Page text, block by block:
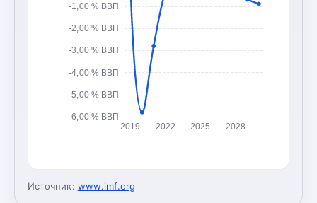
-6,00 % ВВП
-5,00 % ВВП
-4,00 % ВВП
-3,00 % ВВП
-2,00 % ВВП
-1,00 % ВВП
2019 2022 2025 2028
Источник: www.imf.org